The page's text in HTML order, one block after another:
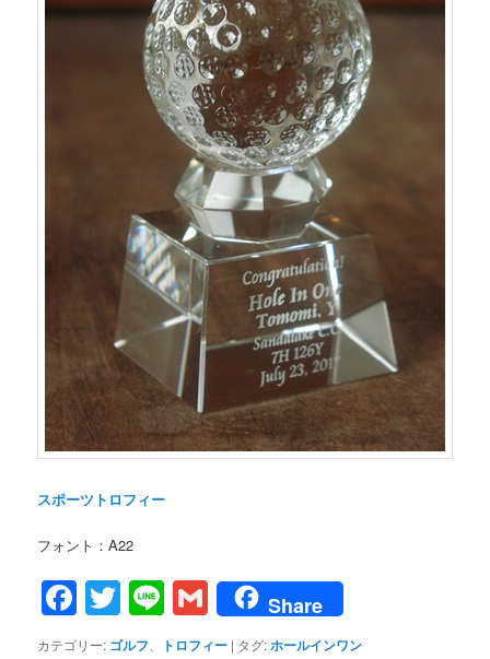
スポーツトロフィー
フォント：A22
Facebook
Twitter
LineGmail
Share
カテゴリー: ゴルフ トロフィー | タグ:ホールインワン